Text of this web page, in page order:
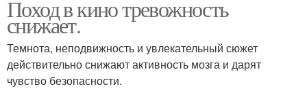
Поход в кино тревожность
снижает.
Темнота, неподвижность и увлекательный сюжет
действительно снижают активность мозга и дарят
чувство безопасности.